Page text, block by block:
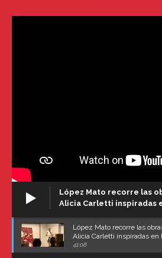
López Mato recorre las
Alicia Carletti inspiradas
López Mato recorre las
Alicia Carletti inspiradas en
Carroll
41:08